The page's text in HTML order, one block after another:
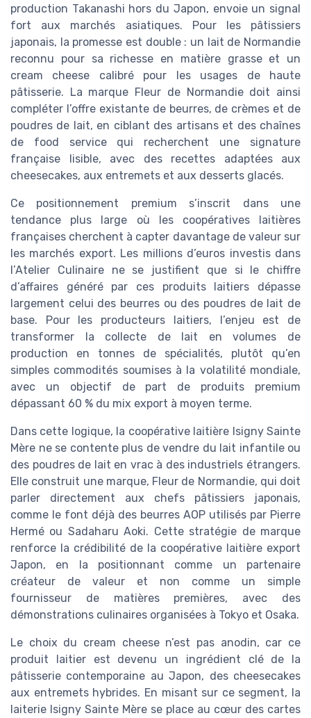
production Takanashi hors du Japon, envoie un signal
fort aux marchés asiatiques. Pour les pâtissiers
japonais, la promesse est double : un lait de Normandie
reconnu pour sa richesse en matière grasse et un
cream cheese calibré pour les usages de haute
pâtisserie. La marque Fleur de Normandie doit ainsi
compléter l’offre existante de beurres, de crèmes et de
poudres de lait, en ciblant des artisans et des chaînes
de food service qui recherchent une signature
française lisible, avec des recettes adaptées aux
cheesecakes, aux entremets et aux desserts glacés.
Ce positionnement premium s’inscrit dans une
tendance plus large où les coopératives laitières
françaises cherchent à capter davantage de valeur sur
les marchés export. Les millions d’euros investis dans
l’Atelier Culinaire ne se justifient que si le chiffre
d’affaires généré par ces produits laitiers dépasse
largement celui des beurres ou des poudres de lait de
base. Pour les producteurs laitiers, l’enjeu est de
transformer la collecte de lait en volumes de
production en tonnes de spécialités, plutôt qu’en
simples commodités soumises à la volatilité mondiale,
avec un objectif de part de produits premium
dépassant 60 % du mix export à moyen terme.
Dans cette logique, la coopérative laitière Isigny Sainte
Mère ne se contente plus de vendre du lait infantile ou
des poudres de lait en vrac à des industriels étrangers.
Elle construit une marque, Fleur de Normandie, qui doit
parler directement aux chefs pâtissiers japonais,
comme le font déjà des beurres AOP utilisés par Pierre
Hermé ou Sadaharu Aoki. Cette stratégie de marque
renforce la crédibilité de la coopérative laitière export
Japon, en la positionnant comme un partenaire
créateur de valeur et non comme un simple
fournisseur de matières premières, avec des
démonstrations culinaires organisées à Tokyo et Osaka.
Le choix du cream cheese n’est pas anodin, car ce
produit laitier est devenu un ingrédient clé de la
pâtisserie contemporaine au Japon, des cheesecakes
aux entremets hybrides. En misant sur ce segment, la
laiterie Isigny Sainte Mère se place au cœur des cartes